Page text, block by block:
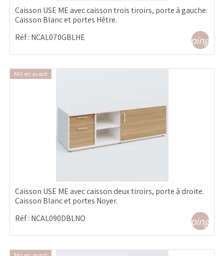
Caisson USE ME avec caisson trois tiroirs, porte à gauche.
Caisson Blanc et portes Hêtre.
Réf : NCAL070GBLHE
Mis en avant
Caisson USE ME avec caisson deux tiroirs, porte à droite.
Caisson Blanc et portes Noyer.
Réf : NCAL090DBLNO